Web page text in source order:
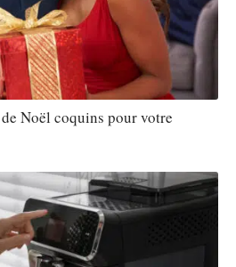
Noël coquins pour votre